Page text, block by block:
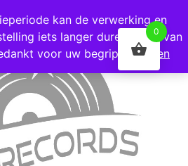
= vandaag verzonden!
kan de verwerking en
iets langer duren dan u van
voor uw begrip!
Negeren
0